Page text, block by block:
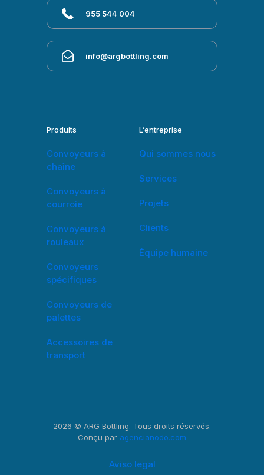
955 544 004
info@argbottling.com
Produits
Convoyeurs à
chaîne
Convoyeurs à
courroie
Convoyeurs à
rouleaux
Convoyeurs
spécifiques
Convoyeurs de
palettes
Accessoires de
transport
L’entreprise
Qui sommes nous
Services
Projets
Clients
Équipe humaine
2026 © ARG Bottling. Tous droits réservés.
Conçu par agencianodo.com
Aviso legal